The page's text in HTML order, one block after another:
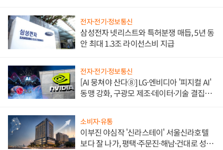
전자·전기·정보통신
삼성전자 넷리스트와 특허분쟁 매듭, 5년 동
안 최대 1.3조 라이선스비 지급
전자·전기·정보통신
[AI 뭉쳐야 산다⑧] LG·엔비디아 '피지컬 AI'
동맹 강화, 구광모 제조·데이터·기술 결집
소비자·유통
이부진 야심작 '신라스테이' 서울신라호텔
보다 잘 나가, 평택·주문진·해남·건대로 성